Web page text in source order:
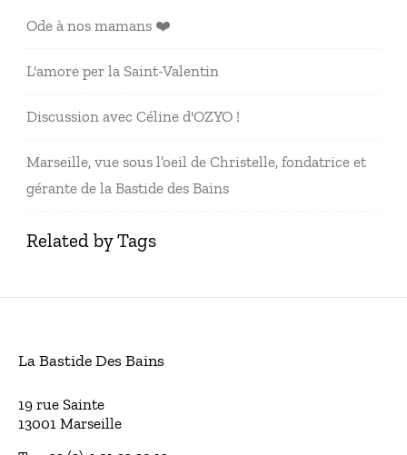
Ode à nos mamans ❤️
L'amore per la Saint-Valentin
Discussion avec Céline d'OZYO !
Marseille, vue sous l’oeil de Christelle, fondatrice et
gérante de la Bastide des Bains
Related by Tags
La Bastide Des Bains
19 rue Sainte
13001 Marseille